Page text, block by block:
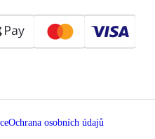
Ochrana osobních údajů